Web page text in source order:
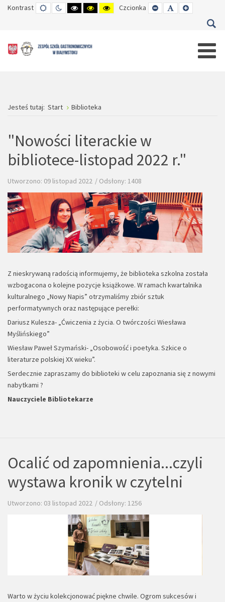
Kontrast TRYB
DOMYŚLNY
TRYB
DZIENNY
WYSOKI
CZARNO-
WYSOKI
CZARNO-
WYSOKI
ŻÓŁTO-
Czcionka SET
SMALLER
SET
DEFAULT
SET
LARGER
Jesteś tutaj: Start Biblioteka
"Nowości literackie w
bibliotece-listopad 2022 r."
Utworzono: 09 listopad 2022 Odsłony: 1408
Z nieskrywaną radością informujemy, że biblioteka szkolna została
wzbogacona o kolejne pozycje książkowe. W ramach kwartalnika
kulturalnego „Nowy Napis” otrzymaliśmy zbiór sztuk
performatywnych oraz następujące perełki:
Dariusz Kulesza- „Ćwiczenia z życia. O twórczości Wiesława
Myślińskiego”
Wiesław Paweł Szymański- „Osobowość i poetyka. Szkice o
literaturze polskiej XX wieku”.
Serdecznie zapraszamy do biblioteki w celu zapoznania się z nowymi
nabytkami ?
Nauczyciele Bibliotekarze
Ocalić od zapomnienia...czyli
wystawa kronik w czytelni
Utworzono: 03 listopad 2022 Odsłony: 1256
Warto w życiu kolekcjonować piękne chwile. Ogrom sukcesów i